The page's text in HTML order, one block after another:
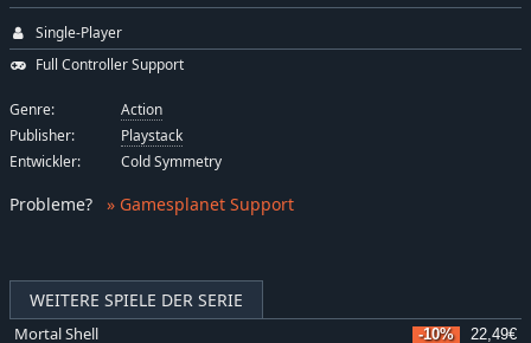
WEITERE SPIELE DER SERIE
Mortal Shell -10% 22,49€
Single-Player
Full Controller Support
Genre:
Action
Publisher:
Playstack
Entwickler:
Cold Symmetry
Probleme? » Gamesplanet Support